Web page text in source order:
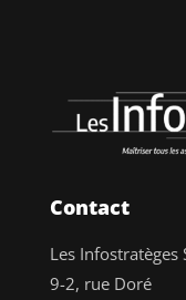
Contact
Les Infostratèges
9-2, rue Doré